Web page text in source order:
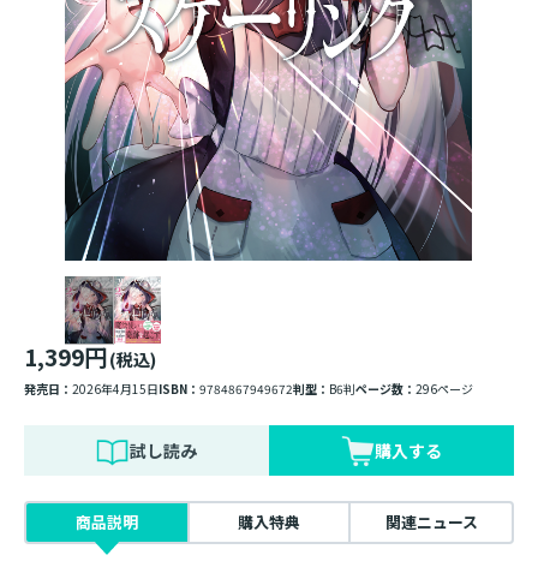
1,399円(税込)
発売日： 2026年4月15日ISBN： 9784867949672判型： B6判ページ数： 296ページ
試し読み 購入する
商品説明 購入特典 関連ニュース